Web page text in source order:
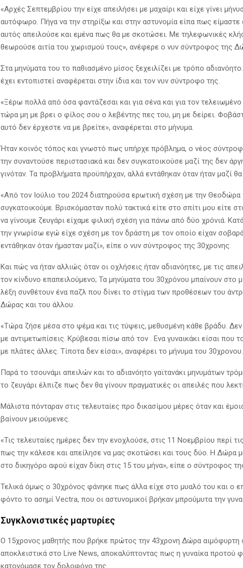
«Αρχές Σεπτεμβρίου την είχε απειλήσει με μαχαίρι και είχε γίνει
αυτόφωρο. Πήγα να την στηρίξω και στην αστυνομία είπα πως είμαστε
αυτός απειλούσε και εμένα πως θα με σκοτώσει. Με τηλεφωνικές
θεωρούσε αιτία του χωρισμού τους», ανέφερε ο νυν σύντροφος της
Στα μηνύματα του το παθιασμένο μίσος ξεχειλίζει με τρόπο
έχει εντοπιστεί αναφέρεται στην ίδια και τον νυν σύντροφο της.
«Ξέρω πολλά από όσα φαντάζεσαι και για σένα και για τον
τώρα μη με βρει ο φίλος σου ο λεβέντης πες του, μη με δείρει.
αυτό δεν έρχεστε να με βρείτε», αναφέρεται στο μήνυμα.
Ήταν κοινός τόπος και γνωστό πως υπήρχε πρόβλημα, ο νέος
την συναντούσε περιστασιακά και δεν συγκατοικούσε μαζί της δεν
γινόταν. Τα προβλήματα προϋπήρχαν, αλλά εντάθηκαν όταν ήταν μαζί θα
«Από τον Ιούλιο του 2024 διατηρούσα ερωτική σχέση με την Θεοδώρα
συγκατοικούμε. Βρισκόμασταν πολύ τακτικά είτε στο σπίτι μου είτε
να γίνουμε ζευγάρι είχαμε φιλική σχέση για πάνω από δύο χρόνιά.
την γνωρίσω εγώ είχε σχέση με τον δράστη με τον οποίο είχαν
εντάθηκαν όταν ήμασταν μαζί», είπε ο νυν σύντροφος της 30χρονης.
Και πώς να ήταν αλλιώς όταν οι οχλήσεις ήταν αδιανόητες, με τις
τον κίνδυνο επαπειλούμενο; Τα μηνύματα του 30χρόνου μπαίνουν στο
λέξη συνθέτουν ένα παζλ που δίνει το στίγμα των προθέσεων του
Δώρας και του άλλου.
«Τώρα ζήσε μέσα στο ψέμα και τις τύψεις, μεθυσμένη κάθε βράδυ. Δεν
με αντιμετωπίσεις. Κρύβεσαι πίσω από τον . Eνα γυναικάκι είσαι που
με πλάτες άλλες. Τίποτα δεν είσαι», αναφέρει το μήνυμα του 30χρονου.
Παρά το τσουνάμι απειλών και το αδιανόητο γαϊτανάκι μηνυμάτων
το ζευγάρι έλπιζε πως δεν θα γίνουν πραγματικές οι απειλές που
Μάλιστα πόνταραν στις τελευταίες προ δικασίμου μέρες όταν και
βαίνουν μειούμενες.
«Τις τελευταίες ημέρες δεν την ενοχλούσε, στις 11 Νοεμβρίου περί
πως την κάλεσε και απείλησε να μας σκοτώσει και τους δύο. Η Δώρα
στο δικηγόρο αφού είχαν δίκη στις 15 του μήνα», είπε ο σύντροφος
Τελικά όμως ο 30χρόνος φάνηκε πως άλλα είχε στο μυαλό του και ο
φόντο το ασημί Vectra, που οι αστυνομικοί βρήκαν μπρούμυτα την
Συγκλονιστικές μαρτυρίες
Ο 15χρονος μαθητής που βρήκε πρώτος την 43χρονη Δώρα αιμόφυρτη
αποκλειστικά στο Live News, αποκαλύπτοντας πως η γυναίκα προτού
κατονόμασε τον δολοφόνο της.